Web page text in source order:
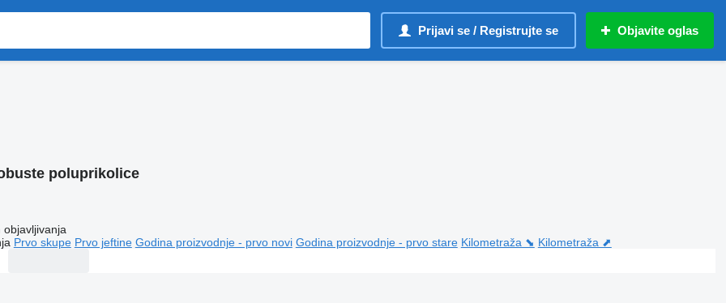
Prijavi se / Registrujte se Objavite oglas
poluprikolice
objavljivanja
Prvo skupe Prvo jeftine Godina proizvodnje - prvo novi Godina proizvodnje - prvo stare Kilometraža ⬊ Kilometraža ⬈